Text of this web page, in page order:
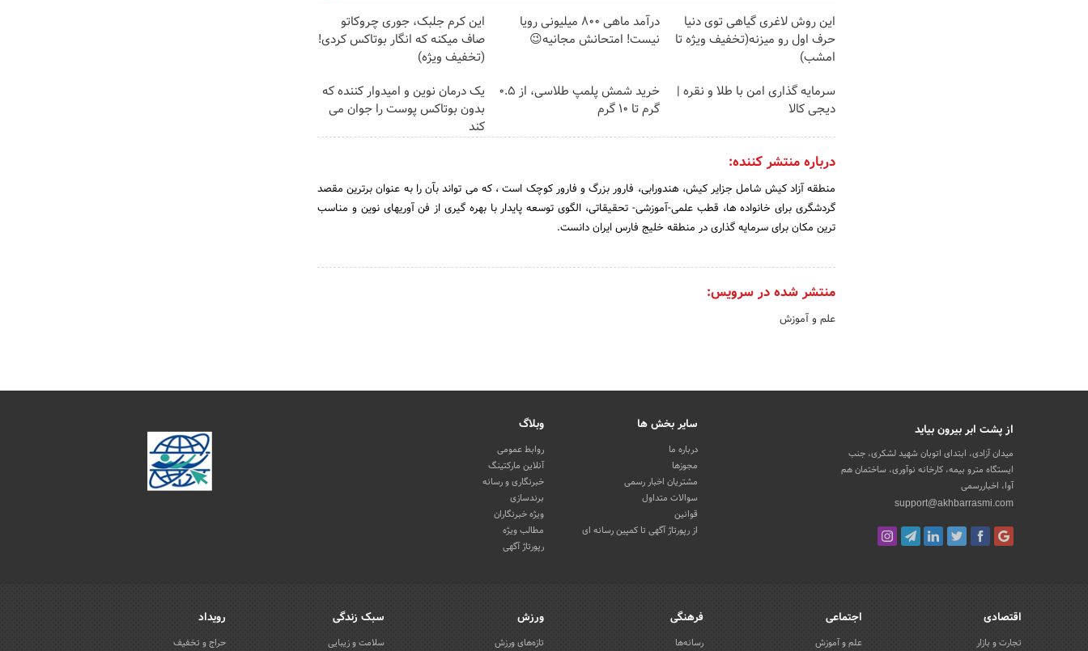
این روش لاغری گیاهی توی دنیا
حرف اول رو میزنه(تخفیف ویژه تا
امشب)
درآمد ماهی 800 میلیونی رویا
نیست! امتحانش مجانیه😉
این کرم جلبک، جوری چروکاتو
صاف میکنه که انگار بوتاکس کردی!
(تخفیف ویژه)
سرمایه گذاری امن با طلا و نقره |
دیجی کالا
خرید شمش پلمپ طلاسی، از ۰.۵
گرم تا ۱۰ گرم
یک درمان نوین و امیدوار کننده که
بدون بوتاکس پوست را جوان می
کند
درباره منتشر کننده:
منطقه آزاد کیش شامل جزایر کیش، هندورابی، فارور بزرگ و فارور کوچک است ، که می تواند بآن را به عنوان برترین مقصد
گردشگری برای خانواده ها، قطب علمی-آموزشی- تحقیقاتی، الگوی توسعه پایدار با بهره گیری از فن آوریهای نوین و مناسب
ترین مکان برای سرمایه گذاری در منطقه خلیج فارس ایران دانست.
منتشر شده در سرویس:
علم و آموزش
از پشت ابر بیرون بیاید
میدان آزادی، ابتدای اتوبان شهید لشکری، جنب
ایستگاه مترو بیمه، کارخانه نوآوری، ساختمان هم
آوا، اخباررسمی
support@akhbarrasmi.com
سایر بخش ها
درباره ما
مجوزها
مشتریان اخبار رسمی
سوالات متداول
قوانین
از رپورتاژ آگهی تا کمپین رسانه ای
وبلاگ
روابط عمومی
آنلاین مارکتینگ
خبرنگاری و رسانه
برندسازی
ویژه خبرنگاران
مطالب ویژه
رپورتاژ آگهی
اقتصادی
تجارت و بازار
اجتماعی
علم و آموزش
فرهنگی
رسانه‌ها
ورزش
تازه‌های ورزش
سبک زندگی
سلامت و زیبایی
رویداد
حراج و تخفیف